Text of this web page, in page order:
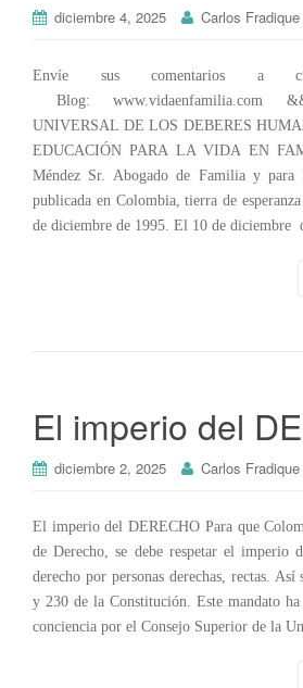
diciembre 4, 2025 Carlos Fradique
Envíe sus comentarios a
Blog: www.vidaenfamilia.com
UNIVERSAL DE LOS DEBERES
EDUCACIÓN PARA LA VIDA EN
Méndez Sr. Abogado de Familia y para
publicada en Colombia, tierra de
de diciembre de 1995. El 10 de
El imperio del
diciembre 2, 2025 Carlos Fradique
El imperio del DERECHO Para que
de Derecho, se debe respetar el imperio
derecho por personas derechas, rectas.
y 230 de la Constitución. Este mandato
conciencia por el Consejo Superior de la